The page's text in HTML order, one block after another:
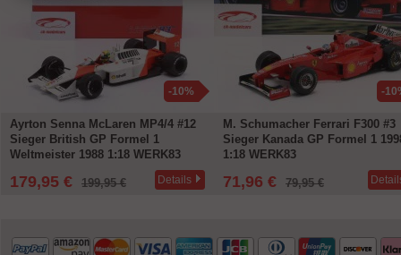
-10%
Ayrton Senna McLaren MP4/4 #12
Sieger British GP Formel 1
Weltmeister 1988 1:18 WERK83
179,95 € 199,95 € Details
-
M. Schumacher Ferrari F300 #3
Sieger Kanada GP Formel 1
1:18 WERK83
71,96 € 79,95 €